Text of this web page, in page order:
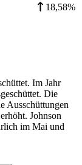
18,58%
Im Jahr
Die
Ausschüttungen
erhöht. Johnson
im Mai und